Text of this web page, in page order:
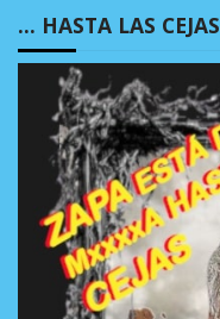
… HASTA LAS CEJAS